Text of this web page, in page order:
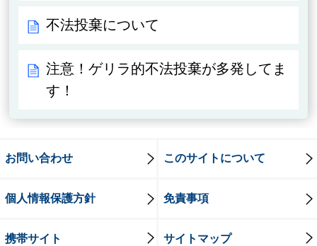
不法投棄について
注意！ゲリラ的不法投棄が多発してま
す！
お問い合わせ このサイトについて
個人情報保護方針 免責事項
携帯サイト サイトマップ